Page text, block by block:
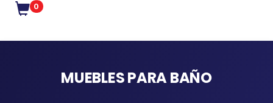
0
MUEBLES PARA BAÑO